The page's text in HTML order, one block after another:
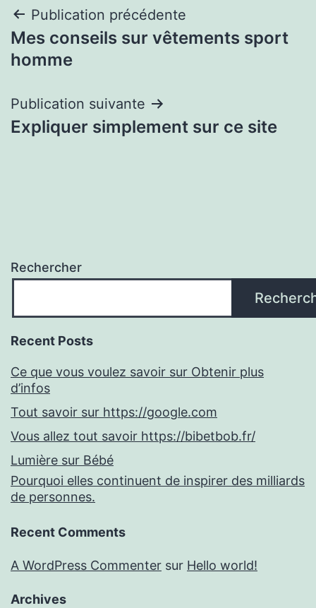
Navigation
de
Publication précédente
Mes conseils sur vêtements sport
homme
Publication suivante
Expliquer simplement sur ce site
Rechercher
Recent Posts
Ce que vous voulez savoir sur Obtenir plus
d’infos
Tout savoir sur https://google.com
Vous allez tout savoir https://bibetbob.fr/
Lumière sur Bébé
Pourquoi elles continuent de inspirer des milliards
de personnes.
Recent Comments
A WordPress Commenter sur Hello world!
Archives